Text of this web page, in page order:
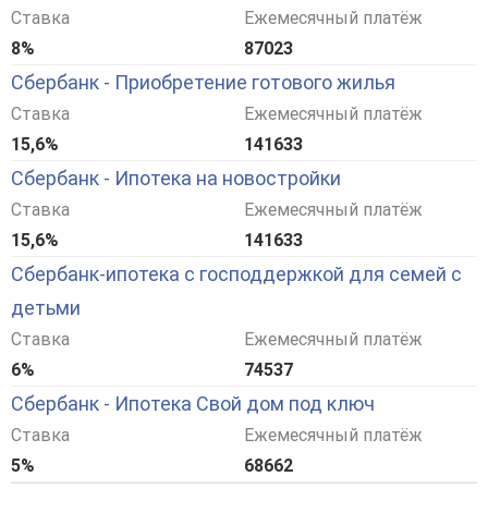
Ставка
8%
Ежемесячный платёж
87023
Сбербанк - Приобретение готового жилья
Ставка
15,6%
Ежемесячный платёж
141633
Сбербанк - Ипотека на новостройки
Ставка
15,6%
Ежемесячный платёж
141633
Сбербанк-ипотека с господдержкой для семей с
детьми
Ставка
6%
Ежемесячный платёж
74537
Сбербанк - Ипотека Свой дом под ключ
Ставка
5%
Ежемесячный платёж
68662